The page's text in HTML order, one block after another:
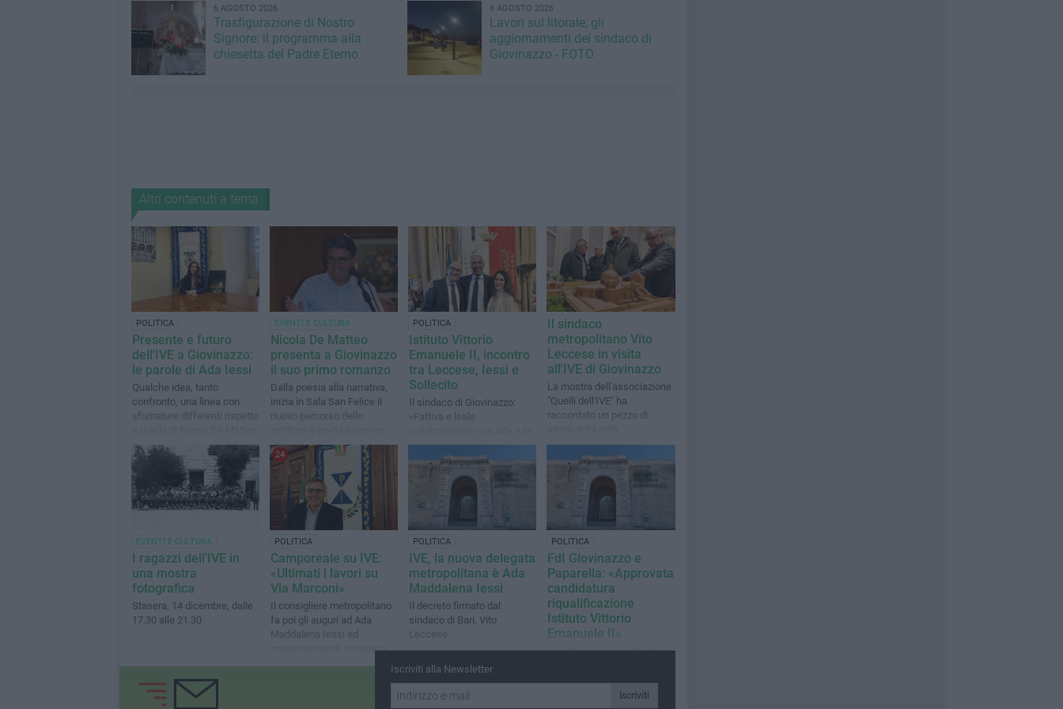
6 AGOSTO 2026
Trasfigurazione di Nostro
Signore: il programma alla
chiesetta del Padre Eterno
6 AGOSTO 2026
Lavori sul litorale, gli
aggiornamenti del sindaco di
Giovinazzo - FOTO
Altri contenuti a tema
POLITICA
Presente e futuro
dell'IVE a Giovinazzo:
le parole di Ada Iessi
Qualche idea, tanto
confronto, una linea con
sfumature differenti rispetto
EVENTI E CULTURA
Nicola De Matteo
presenta a Giovinazzo
il suo primo romanzo
Dalla poesia alla narrativa,
inizia in Sala San Felice il
nuovo percorso dello
POLITICA
Istituto Vittorio
Emanuele II, incontro
tra Leccese, Iessi e
Sollecito
Il sindaco di Giovinazzo:
«Fattiva e leale
Città Metropolitana», poi la
stoccata alle opposizioni
Il sindaco
metropolitano Vito
Leccese in visita
all'IVE di Giovinazzo
La mostra dell'associazione
"Quelli dell'IVE" ha
raccontato un pezzo di
EVENTI E CULTURA
I ragazzi dell'IVE in
una mostra
fotografica
Stasera, 14 dicembre, dalle
17.30 alle 21.30
24
POLITICA
Camporeale su IVE:
«Ultimati i lavori su
Via Marconi»
Il consigliere metropolitano
fa poi gli auguri ad Ada
Maddalena Iessi ed
annuncia novità in materia
POLITICA
IVE, la nuova delegata
metropolitana è Ada
Maddalena Iessi
Il decreto firmato dal
sindaco di Bari, Vito
Leccese
POLITICA
FdI Giovinazzo e
Paparella: «Approvata
candidatura
riqualificazione
Istituto Vittorio
Emanuele II»
Si tratta di un progetto da
Iscriviti alla Newsletter
Iscriviti